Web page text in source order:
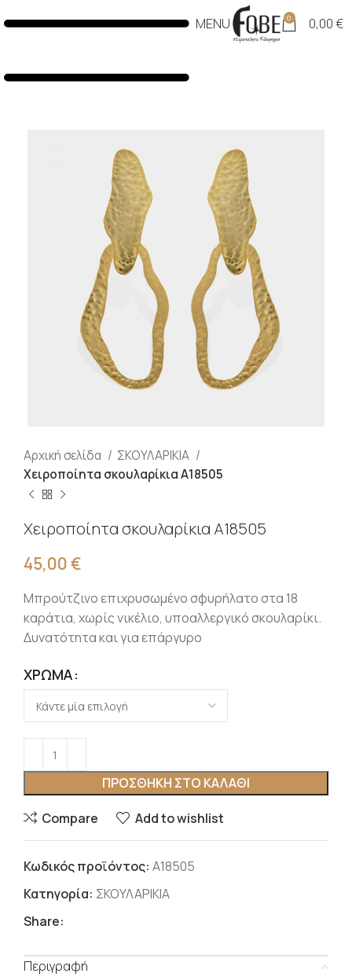
MENU 0 0,00€
Αρχική σελίδα
ΣΚΟΥΛΑΡΙΚΙΑ
Χειροποίητα σκουλαρίκια Α18505
Χειροποίητα σκουλαρίκια Α18505
45,00€
Μπρούτζινο επιχρυσωμένο σφυρήλατο στα 18
καράτια, χωρίς νικέλιο, υποαλλεργικό σκουλαρίκι.
Δυνατότητα και για επάργυρο
ΧΡΏΜΑ
ΠΡΟΣΘΉΚΗ ΣΤΟ ΚΑΛΆΘΙ
Compare Add to wishlist
Κωδικός προϊόντος: Α18505
Κατηγορία: ΣΚΟΥΛΑΡΙΚΙΑ
Share:
Περιγραφή